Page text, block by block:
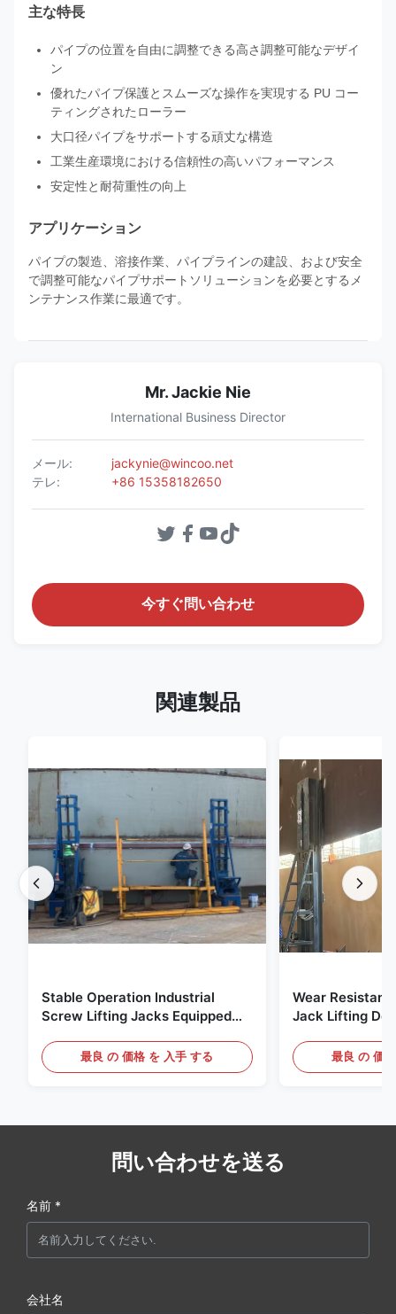
主な特長
パイプの位置を自由に調整できる高さ調整可能なデザイ
ン
優れたパイプ保護とスムーズな操作を実現する PU コー
ティングされたローラー
大口径パイプをサポートする頑丈な構造
工業生産環境における信頼性の高いパフォーマンス
安定性と耐荷重性の向上
アプリケーション
パイプの製造、溶接作業、パイプラインの建設、および安全
で調整可能なパイプサポートソリューションを必要とするメ
ンテナンス作業に最適です。
Mr. Jackie Nie
International Business Director
メール:
jackynie@wincoo.net
テレ:
+86 15358182650
今すぐ問い合わせ
関連製品
Stable Operation Industrial
Screw Lifting Jacks Equipped
Steel Tank Building
最良 の 価格 を 入手 する
Wear
Jack Lifting
Fused-to-Steel
最良 の 価
問い合わせを送る
名前 *
会社名